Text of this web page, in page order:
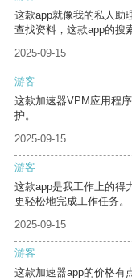
这款app就像我的私人助
查找资料，这款app的搜
2025-09-15
游客
这款加速器VPM应用程
护。
2025-09-15
游客
这款app是我工作上的得
更轻松地完成工作任务。
2025-09-15
游客
这款加速器app的价格有